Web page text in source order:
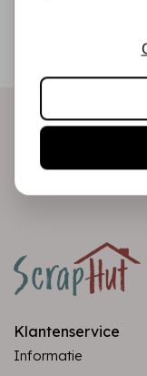
Ontvang als
Klantenservice
Informatie